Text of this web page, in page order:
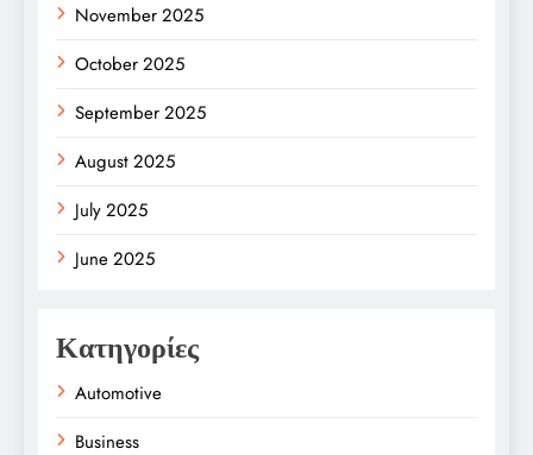
November 2025
October 2025
September 2025
August 2025
July 2025
June 2025
Κατηγορίες
Automotive
Business